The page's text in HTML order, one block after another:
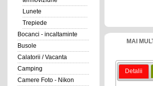
Lunete
Trepiede
Bocanci - incaltaminte
Busole
Calatorii / Vacanta
Camping
Camere Foto - Nikon
MAI
Detalii